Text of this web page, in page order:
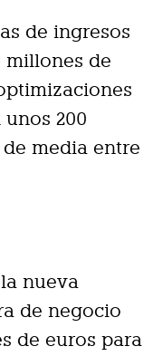
de ingresos
millones de
200
media entre
nueva
de negocio
de euros para